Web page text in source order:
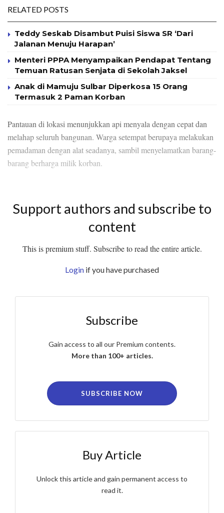
RELATED POSTS
Teddy Seskab Disambut Puisi Siswa SR ‘Dari
Jalanan Menuju Harapan’
Menteri PPPA Menyampaikan Pendapat Tentang
Temuan Ratusan Senjata di Sekolah Jaksel
Anak di Mamuju Sulbar Diperkosa 15 Orang
Termasuk 2 Paman Korban
Pantauan di lokasi menunjukkan api menyala dengan cepat dan
melahap seluruh bangunan. Warga setempat berupaya melakukan
pemadaman dengan alat seadanya, sambil menyelamatkan barang-
barang berharga milik korban.
Support authors and subscribe to
content
This is premium stuff. Subscribe to read the entire article.
Login if you have purchased
Subscribe
Gain access to all our Premium contents.
More than 100+ articles.
SUBSCRIBE NOW
Buy Article
Unlock this article and gain permanent access to
read it.